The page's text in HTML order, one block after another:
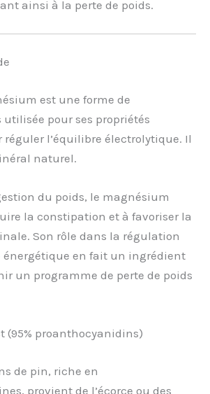
ainsi à la perte de poids.
est une forme de
pour ses propriétés
réguler l’équilibre électrolytique. Il
naturel.
du poids, le magnésium
la constipation et à favoriser la
Son rôle dans la régulation
en fait un ingrédient
un programme de perte de poids
(95% proanthocyanidins)
de pin, riche en
provient de l’écorce ou des